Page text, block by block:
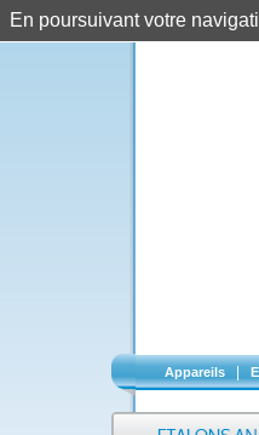
Appareils
En poursuivant votre